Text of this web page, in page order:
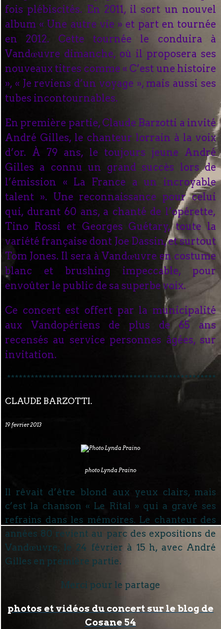
fois plébiscités. En 2011, il sort un nouvel
album « Une autre vie » et part en tournée
en 2012. Cette tournée le conduira à
Vandœuvre dimanche, où il proposera ses
nouveaux titres comme « C’est une histoire
», « Je reviens d’un voyage », mais aussi ses
tubes incontournables.
En première partie, Claude Barzotti a invité
André Gilles, le chanteur lorrain à la voix
d’or. À 79 ans, le toujours jeune André
Gilles a connu un grand succès lors de
l’émission « La France a un incroyable
talent ». Une reconnaissance pour celui
qui, durant 60 ans, a chanté de l’opérette,
Tino Rossi et Georges Guétary, toute la
variété française dont Joe Dassin, et surtout
Tom Jones. Il sera à Vandœuvre en costume
blanc et brushing impeccable, pour
envoûter le public de sa superbe voix.
Ce concert est offert par la municipalité
aux Vandopériens de plus de 65 ans
recensés au service personnes âgées, sur
invitation.
*****************************************************
CLAUDE BARZOTTI.
19 fevrier 2013
photo Lynda Praino
Il rêvait d’être blond aux yeux clairs, mais
c’est la chanson « Le Rital » qui a gravé ses
refrains dans les mémoires. Le chanteur des
années 80 revient au parc des expositions de
Vandœuvre, le 24 février à 15 h, avec André
Gilles en première partie.
Merci pour le partage
photos et vidéos du concert sur le blog de
Cosane 54